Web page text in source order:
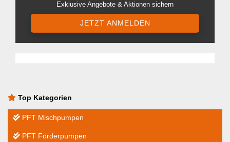
Exklusive Angebote & Aktionen sichern
JETZT ANMELDEN
Top Kategorien
PFT Mischpumpen
PFT Förderpumpen